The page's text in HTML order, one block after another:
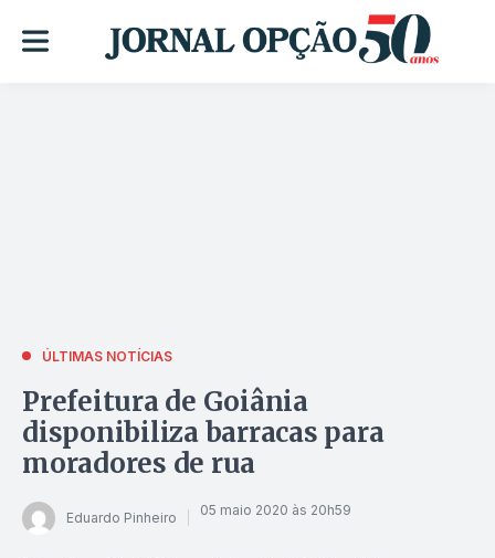
ÚLTIMAS NOTÍCIAS
Prefeitura de Goiânia
disponibiliza barracas para
moradores de rua
Eduardo Pinheiro 05 maio 2020 às 20h59